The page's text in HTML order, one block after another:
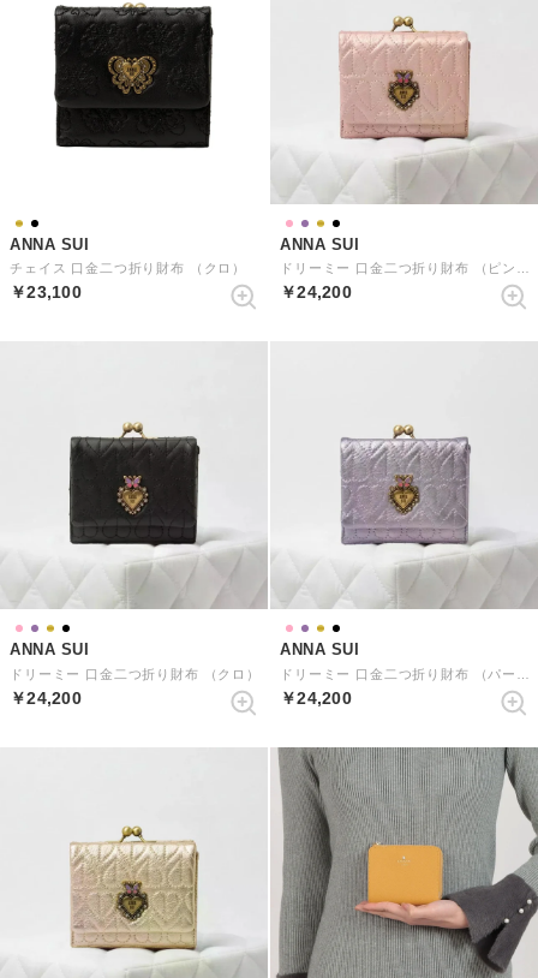
ANNA SUI
チェイス 口金二つ折り財布 （クロ）
￥23,100
ANNA SUI
￥24,200
ANNA SUI
ドリーミー 口金二つ折り財布 （クロ）
￥24,200
ANNA SUI
￥24,200